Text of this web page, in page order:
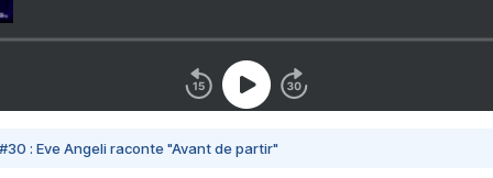
#30 : Eve Angeli raconte "Avant de partir"